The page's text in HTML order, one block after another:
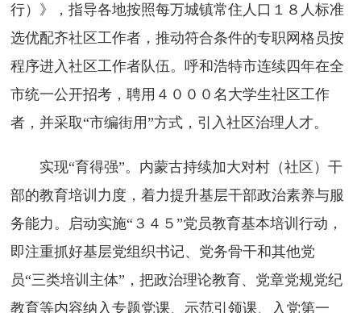
行）》，指导各地按照每万城镇常住人口１８人标准
选优配齐社区工作者，推动符合条件的专职网格员按
程序进入社区工作者队伍。呼和浩特市连续四年在全
市统一公开招考，聘用４０００名大学生社区工作
者，并采取“市编街用”方式，引入社区治理人才。
实现“育得强”。内蒙古持续加大对村（社区）干
部的教育培训力度，着力提升基层干部政治素养与服
务能力。启动实施“３４５”党员教育基本培训行动，
即注重抓好基层党组织书记、党务骨干和其他党
员“三类培训主体”，把政治理论教育、党章党规党纪
教育等内容纳入专题党课、示范引领课、入党第一